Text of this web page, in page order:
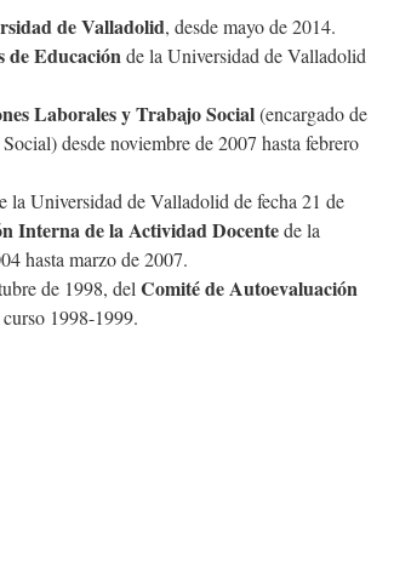
de Valladolid, desde mayo de 2014.
de Educaciónde la Universidad de Valladolid
Laborales y Trabajo Social(encargado de
desde noviembre de 2007 hasta febrero
Universidad de Valladolid de fecha 21 de
Interna de la Actividad Docentede la
hasta marzo de 2007.
de 1998, del Comité de Autoevaluación
1998-1999.